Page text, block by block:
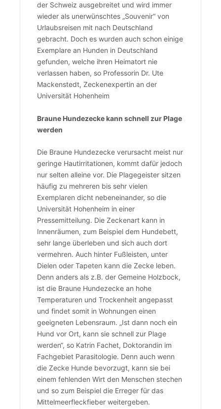
der Schweiz ausgebreitet und wird immer
wieder als unerwünschtes „Souvenir“ von
Urlaubsreisen mit nach Deutschland
gebracht. Doch es wurden auch schon einige
Exemplare an Hunden in Deutschland
gefunden, welche ihren Heimatort nie
verlassen haben, so Professorin Dr. Ute
Mackenstedt, Zeckenexpertin an der
Universität Hohenheim
Braune Hundezecke kann schnell zur Plage
werden
Die Braune Hundezecke verursacht meist nur
geringe Hautirritationen, kommt dafür jedoch
nur selten alleine vor. Die Plagegeister sitzen
häufig zu mehreren bis sehr vielen
Exemplaren dicht nebeneinander, so die
Universität Hohenheim in einer
Pressemitteilung. Die Zeckenart kann in
Innenräumen, zum Beispiel dem Hundebett,
sehr lange überleben und sich auch dort
vermehren. Auch hinter Fußleisten, unter
Dielen oder Tapeten kann die Zecke leben.
Denn anders als z.B. der Gemeine Holzbock,
ist die Braune Hundezecke an hohe
Temperaturen und Trockenheit angepasst
und findet somit in Wohnungen einen
geeigneten Lebensraum. „Ist dann noch ein
Hund vor Ort, kann sie schnell zur Plage
werden“, so Katrin Fachet, Doktorandin im
Fachgebiet Parasitologie. Denn auch wenn
die Zecke Hunde bevorzugt, kann sie bei
einem fehlenden Wirt den Menschen stechen
und so zum Beispiel die Erreger für das
Mittelmeerfleckfieber weitergeben.